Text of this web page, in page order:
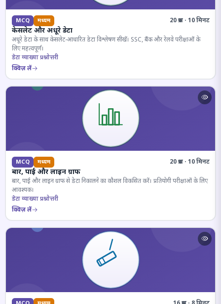
MCQ मध्यम 20 प्रश्न · 10 मिनट
केसलेट और अधूरे डेटा
अधूरे डेटा के साथ केसलेट-आधारित डेटा विश्लेषण सीखें। SSC, बैंक और रेलवे परीक्षाओं के
लिए महत्वपूर्ण।
डेटा व्याख्या प्रश्नोत्तरी
क्विज़ लें
MCQ मध्यम 20 प्रश्न · 10 मिनट
बार, पाई और लाइन ग्राफ
बार, पाई और लाइन ग्राफ से डेटा निकालने का कौशल विकसित करें। प्रतियोगी परीक्षाओं के लिए
आवश्यक।
डेटा व्याख्या प्रश्नोत्तरी
क्विज़ लें